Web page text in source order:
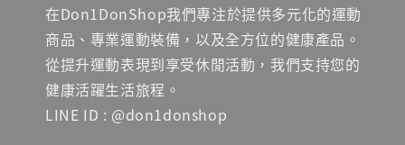
在Don1DonShop我們專注於提供多元化的運動
商品、專業運動裝備，以及全方位的健康產品。
從提升運動表現到享受休閒活動，我們支持您的
健康活躍生活旅程。
LINE ID : @don1donshop